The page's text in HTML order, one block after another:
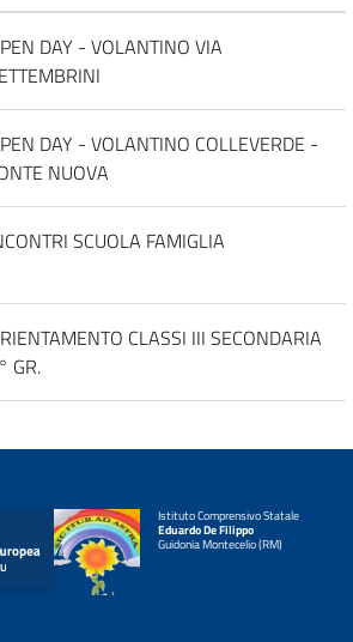
DAY - VOLANTINO VIA
DAY - VOLANTINO COLLEVERDE -
NUOVA
SCUOLA FAMIGLIA
CLASSI III SECONDARIA
GR.
Istituto Comprensivo Statale
Eduardo De Filippo
Guidonia Montecelio (RM)